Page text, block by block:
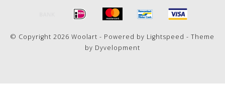
© Copyright 2026 Woolart - Powered by Lightspeed - Theme
by Dyvelopment